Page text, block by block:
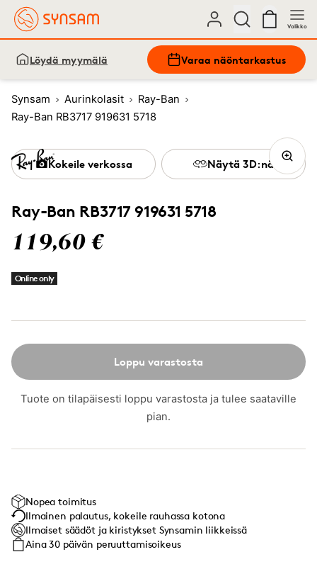
Valikko
Löydä myymälä Varaa näöntarkastus
Synsam Aurinkolasit
Ray-Ban
Ray-Ban RB3717 919631 5718
Ray-Ban RB3717 919631 5718
119,60 €
Online only
Loppu varastosta
Tuote on tilapäisesti loppu varastosta ja tulee saataville
pian.
Kokeile verkossa Näytä 3D:nä
Nopea toimitus
Ilmainen palautus, kokeile rauhassa kotona
Ilmaiset säädöt ja kiristykset Synsamin liikkeissä
Aina 30 päivän peruuttamisoikeus